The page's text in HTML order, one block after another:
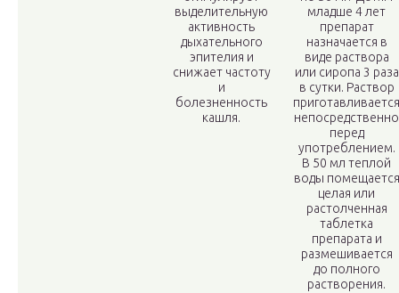
выделительную
активность
дыхательного
эпителия и
снижает частоту
и
болезненность
кашля.
младше 4 лет
препарат
назначается в
виде раствора
или сиропа 3 раза
в сутки. Раствор
приготавливается
непосредственно
перед
употреблением.
В 50 мл теплой
воды помещается
целая или
растолченная
таблетка
препарата и
размешивается
до полного
растворения.